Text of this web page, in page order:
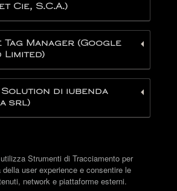
Cie, S.C.A.)
Tag Manager (Google
Limited)
Solution di iubenda
srl)
Strumenti di Tracciamento per
della user experience e consentire le
network e piattaforme esterni.